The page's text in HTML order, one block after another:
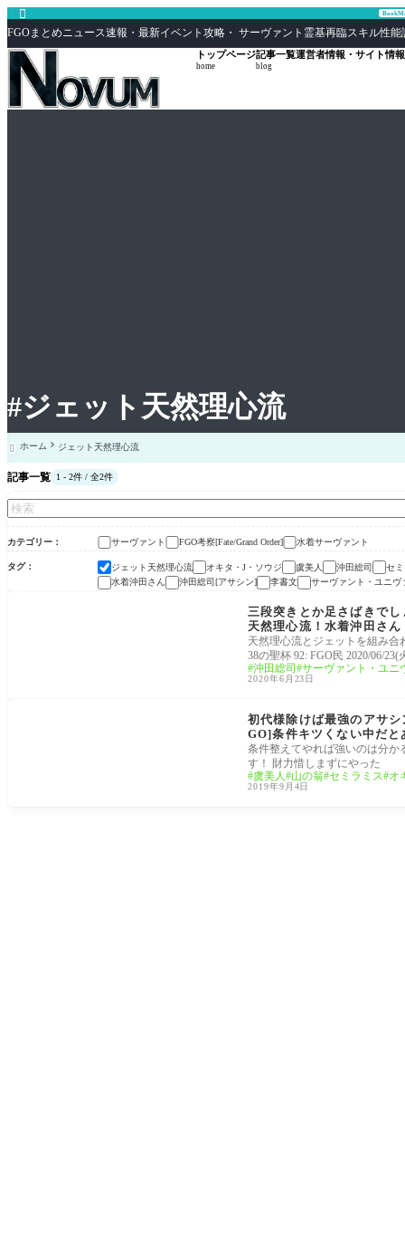
#ジェット天然理心流

FGOまとめニュース速報・最新イベント攻略・ サーヴァント霊基再臨スキル性能
トップページ
home
記事一覧
blog
運営者情報・サイト情報
 ホーム ジェット天然理心流
記事一覧 1 - 2件 / 全2件
カテゴリー サーヴァント FGO考察[Fate/Grand Order] 水着サーヴァント
タグ ジェット天然理心流 オキタ・J・ソウジ 虞美人 沖田総司
セ
水着沖田さん
沖田総司[アサシン] 李書文 サーヴァント・ユニヴ
サーヴァント
三段突きとか足さばきで
天然理心流！水着沖田さん
天然理心流とジェットを組み合
38の聖杯 92: FGO民 2020/06/23(
沖田総司 サーヴァント・ユニ
2020年6月23日
初代様除けば最強のアサ
GO]条件キツくない中だ
条件整えてやれば強いのは分か
す！ 財力惜しまずにやった
虞美人
山の翁 セミラミス オ
2019年9月4日